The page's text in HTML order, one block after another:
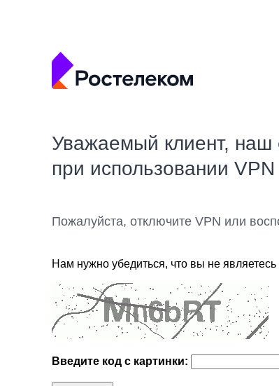
Уважаемый клиент, наш
при использовании
Пожалуйста, отключите VPN или
Нам нужно убедиться, что вы не
Введите код с картинки: